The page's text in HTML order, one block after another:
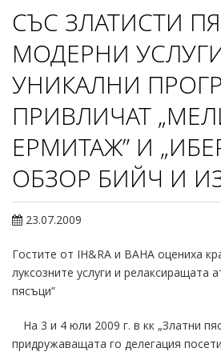
СЪС ЗЛАТИСТИ
МОДЕРНИ
УНИКАЛНИ
ПРИВЛИЧАТ
ЕРМИТАЖ” И
ОБЗОР БИЙЧ И
23.07.2009
Гостите от IH&RA и BAHA оцениха
луксозните услуги и релаксиращата
пясъци”
На 3 и 4 юли 2009 г. в кк „Златни
придружаващата го делегация